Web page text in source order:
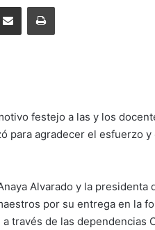
Compartir vía email Imprimir
festejo a las y los
para agradecer el esfuerzo
Alvarado y la presidenta
por su entrega en la
través de las dependencias